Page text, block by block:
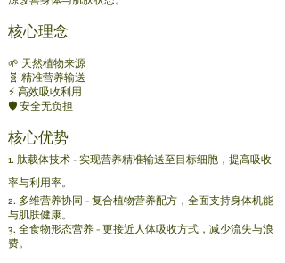
核心理念
🌱 天然植物来源
🧬 精准营养输送
⚡ 高效吸收利用
🛡️ 安全无负担
核心优势
1. 肽载体技术 - 实现营养精准输送至目标细胞，提高吸收
率与利用率。
2. 多维营养协同 - 复合植物营养配方，全面支持身体机能
与肌肤健康。
3. 全食物形态营养 - 更接近人体吸收方式，减少流失与浪
费。